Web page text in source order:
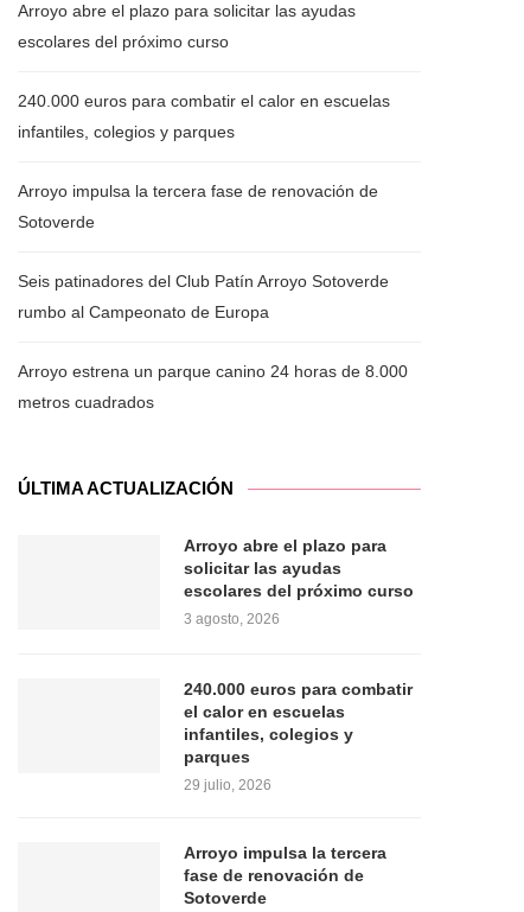
Arroyo abre el plazo para solicitar las ayudas
escolares del próximo curso
240.000 euros para combatir el calor en escuelas
infantiles, colegios y parques
Arroyo impulsa la tercera fase de renovación de
Sotoverde
Seis patinadores del Club Patín Arroyo Sotoverde
rumbo al Campeonato de Europa
Arroyo estrena un parque canino 24 horas de 8.000
metros cuadrados
ÚLTIMA ACTUALIZACIÓN
Arroyo abre el plazo para
solicitar las ayudas
escolares del próximo curso
3 agosto, 2026
240.000 euros para combatir
el calor en escuelas
infantiles, colegios y
parques
29 julio, 2026
Arroyo impulsa la tercera
fase de renovación de
Sotoverde